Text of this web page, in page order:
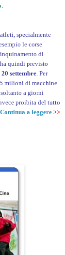
specialmente
le corse
di
quindi previsto
settembre . Per
milioni di macchine
a giorni
proibita del tutto
Continua a leggere >>